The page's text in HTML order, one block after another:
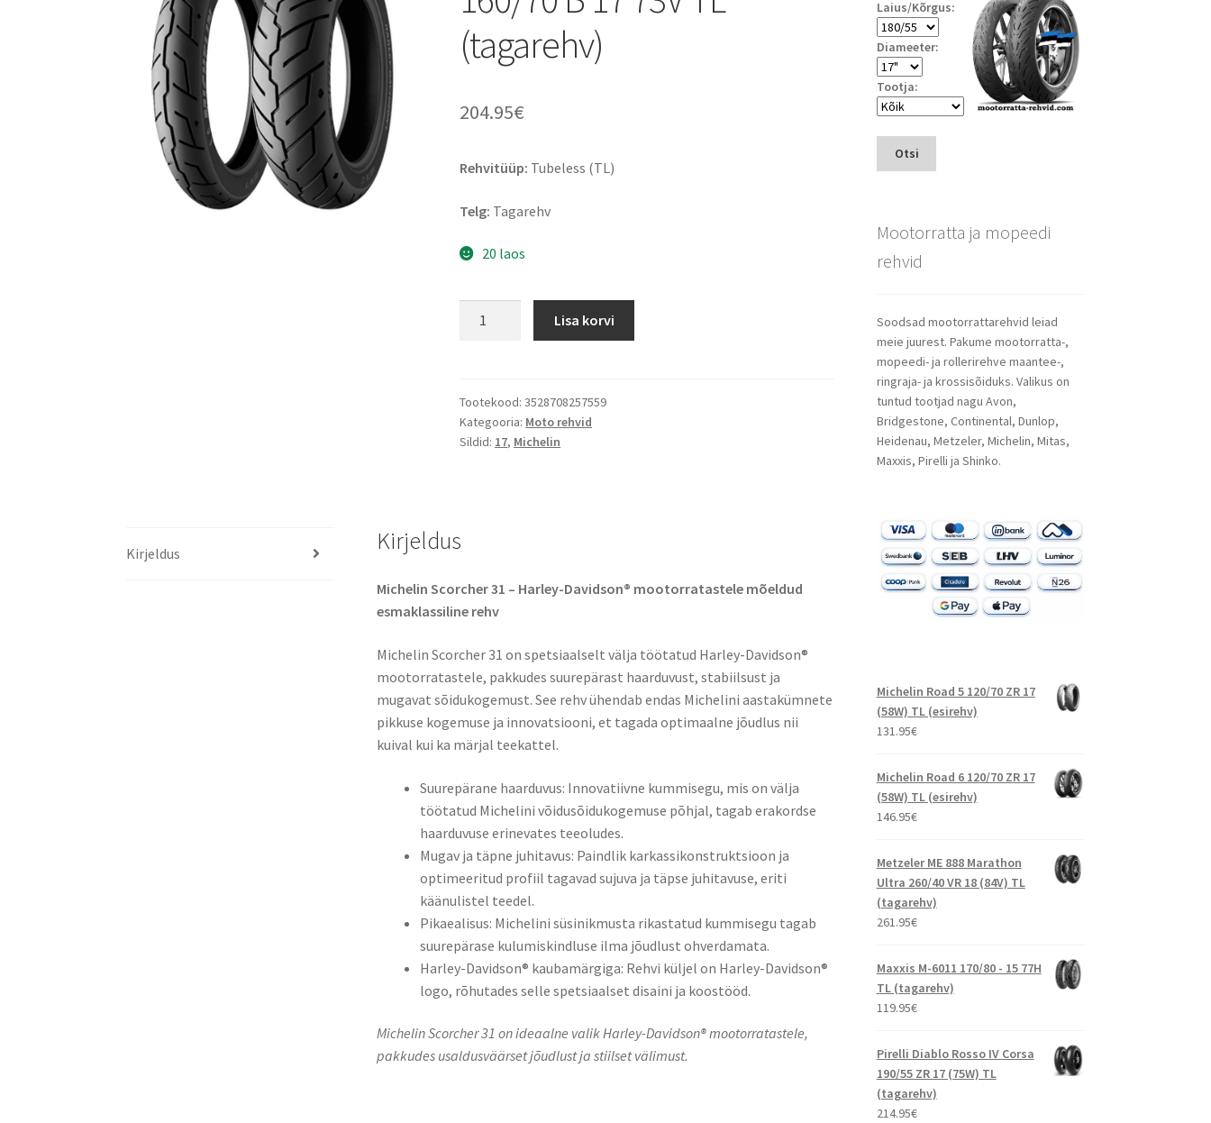
(tagarehv)
204.95€
Rehvitüüp: Tubeless (TL)
Telg: Tagarehv
20 laos
B
17
73V
Lisa korvi
Tootekood:3528708257559
Kategooria: Moto rehvid
Sildid: 17, Michelin
Kirjeldus Kirjeldus
Michelin Scorcher 31 – Harley-Davidson® mootorratastele mõeldud
esmaklassiline rehv
Michelin Scorcher 31 on spetsiaalselt välja töötatud Harley-Davidson®
mootorratastele, pakkudes suurepärast haarduvust, stabiilsust ja
mugavat sõidukogemust. See rehv ühendab endas Michelini aastakümnete
pikkuse kogemuse ja innovatsiooni, et tagada optimaalne jõudlus nii
kuival kui ka märjal teekattel.​
Suurepärane haarduvus: Innovatiivne kummisegu, mis on välja
töötatud Michelini võidusõidukogemuse põhjal, tagab erakordse
haarduvuse erinevates teeoludes.
Mugav ja täpne juhitavus: Paindlik karkassikonstruktsioon ja
optimeeritud profiil tagavad sujuva ja täpse juhitavuse, eriti
käänulistel teedel.
Pikaealisus: Michelini süsinikmusta rikastatud kummisegu tagab
suurepärase kulumiskindluse ilma jõudlust ohverdamata.
Harley-Davidson® kaubamärgiga: Rehvi küljel on Harley-Davidson®
logo, rõhutades selle spetsiaalset disaini ja koostööd.
Michelin Scorcher 31 on ideaalne valik Harley-Davidson® mootorratastele,
pakkudes usaldusväärset jõudlust ja stiilset välimust.
Laius/Kõrgus:
Diameeter:
Tootja:
Otsi
Mootorratta ja mopeedi
rehvid
Soodsad mootorrattarehvid leiad
meie juurest. Pakume mootorratta-,
mopeedi- ja rollerirehve maantee-,
ringraja- ja krossisõiduks. Valikus on
tuntud tootjad nagu Avon,
Bridgestone, Continental, Dunlop,
Heidenau, Metzeler, Michelin, Mitas,
Maxxis, Pirelli ja Shinko.
Michelin Road 5 120/70 ZR 17
(58W) TL (esirehv)
131.95€
Michelin Road 6 120/70 ZR 17
(58W) TL (esirehv)
146.95€
Metzeler ME 888 Marathon
Ultra 260/40 VR 18 (84V) TL
(tagarehv)
261.95€
Maxxis M-6011 170/80 - 15 77H
TL (tagarehv)
119.95€
Pirelli Diablo Rosso IV Corsa
190/55 ZR 17 (75W) TL
(tagarehv)
214.95€